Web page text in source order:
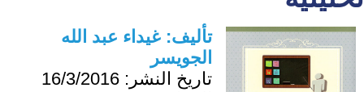
تأليف: غيداء عبد الله
الجويسر
تاريخ النشر: 16/3/2016